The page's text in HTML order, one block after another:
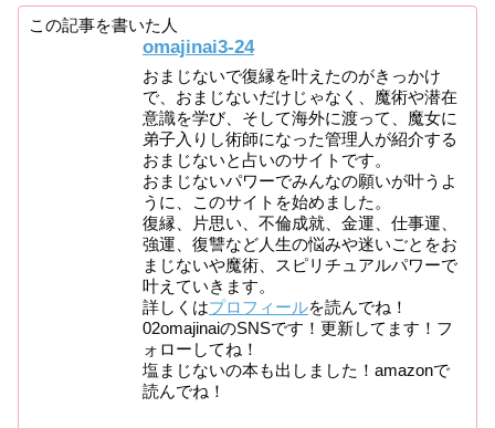
この記事を書いた人
omajinai3-24
おまじないで復縁を叶えたのがきっかけ
で、おまじないだけじゃなく、魔術や潜在
意識を学び、そして海外に渡って、魔女に
弟子入りし術師になった管理人が紹介する
おまじないと占いのサイトです。
おまじないパワーでみんなの願いが叶うよ
うに、このサイトを始めました。
復縁、片思い、不倫成就、金運、仕事運、
強運、復讐など人生の悩みや迷いごとをお
まじないや魔術、スピリチュアルパワーで
叶えていきます。
詳しくはプロフィールを読んでね！
02omajinaiのSNSです！更新してます！フ
ォローしてね！
塩まじないの本も出しました！amazonで
読んでね！